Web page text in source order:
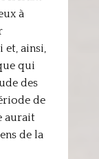
à
ainsi,
qui
des
de
aurait
de la